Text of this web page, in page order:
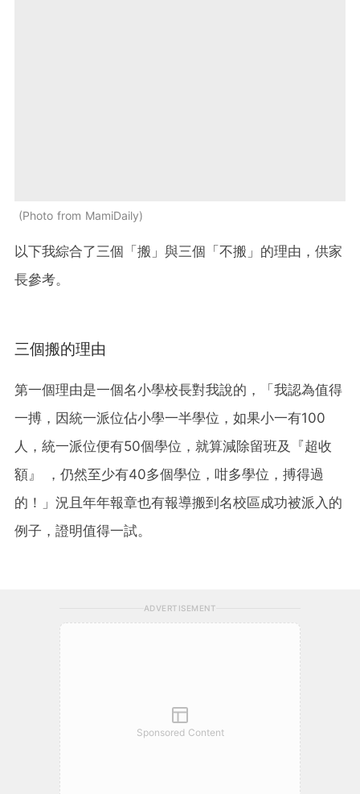
Photo from MamiDaily
以下我綜合了三個「搬」與三個「不搬」的理由，供家
長參考。
三個搬的理由
第一個理由是一個名小學校長對我說的，「我認為值得
一搏，因統一派位佔小學一半學位，如果小一有100
人，統一派位便有50個學位，就算減除留班及『超收
額』 ，仍然至少有40多個學位，咁多學位，搏得過
的！」況且年年報章也有報導搬到名校區成功被派入的
例子，證明值得一試。
ADVERTISEMENT
Sponsored Content